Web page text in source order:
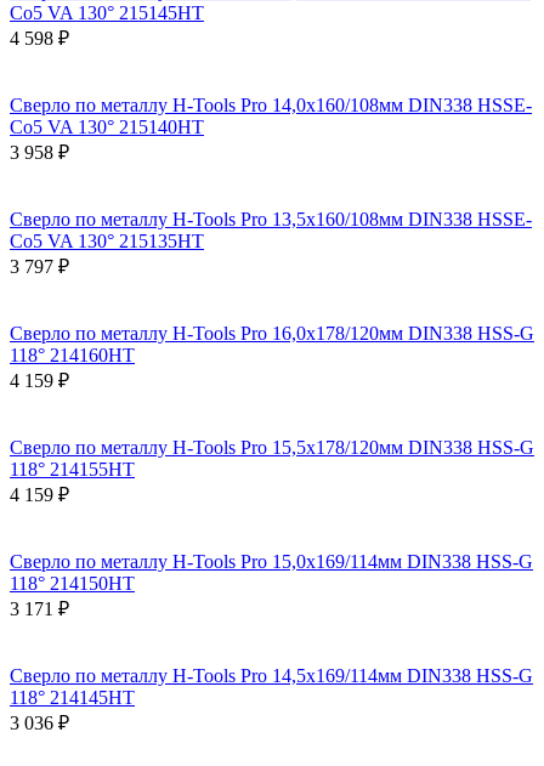
Co5 VA 130° 215145HT
4 598 ₽
Сверло по металлу H-Tools Pro 14,0x160/108мм DIN338 HSSE-
Co5 VA 130° 215140HT
3 958 ₽
Сверло по металлу H-Tools Pro 13,5x160/108мм DIN338 HSSE-
Co5 VA 130° 215135HT
3 797 ₽
Сверло по металлу H-Tools Pro 16,0x178/120мм DIN338 HSS-G
118° 214160HT
4 159 ₽
Сверло по металлу H-Tools Pro 15,5x178/120мм DIN338 HSS-G
118° 214155HT
4 159 ₽
Сверло по металлу H-Tools Pro 15,0x169/114мм DIN338 HSS-G
118° 214150HT
3 171 ₽
Сверло по металлу H-Tools Pro 14,5x169/114мм DIN338 HSS-G
118° 214145HT
3 036 ₽